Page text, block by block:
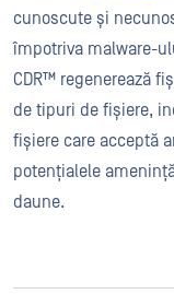
cunoscute și
împotriva malware-
CDR™ regenerează
de tipuri de fișiere,
fișiere care acceptă
potențialele
daune.